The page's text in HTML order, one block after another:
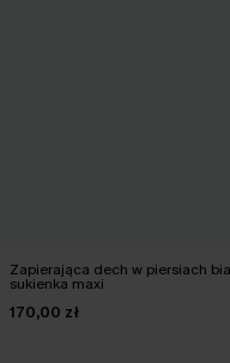
Zapierająca dech w piersiach
sukienka maxi
170,00 zł